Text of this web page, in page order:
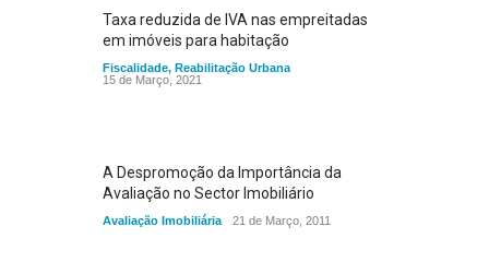
Taxa reduzida de IVA nas empreitadas
em imóveis para habitação
Fiscalidade, Reabilitação Urbana
15 de Março, 2021
A Despromoção da Importância da
Avaliação no Sector Imobiliário
Avaliação Imobiliária 21 de Março, 2011